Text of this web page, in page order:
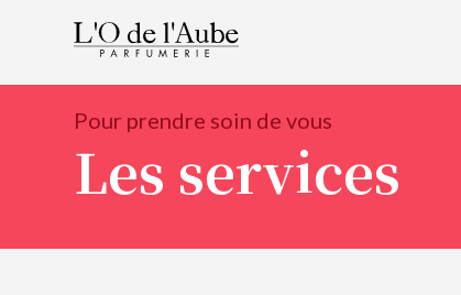
Pour prendre soin de vous
Les services